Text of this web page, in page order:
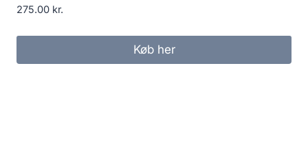
275.00 kr.
Køb her